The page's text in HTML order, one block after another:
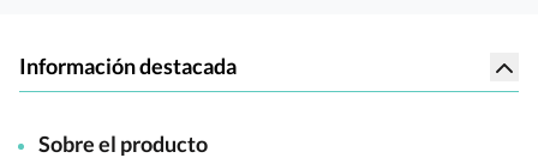
Información destacada
Sobre el producto